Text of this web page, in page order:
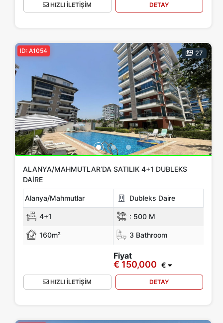
HIZLI İLETİŞİM DETAY
27
ID: A1054
ALANYA/MAHMUTLAR’DA SATILIK 4+1 DUBLEKS
DAIRE
Alanya/Mahmutlar Dubleks Daire
4+1 : 500 M
160m² 3 Bathroom
Fiyat
€ 150,000 €
HIZLI İLETİŞİM DETAY